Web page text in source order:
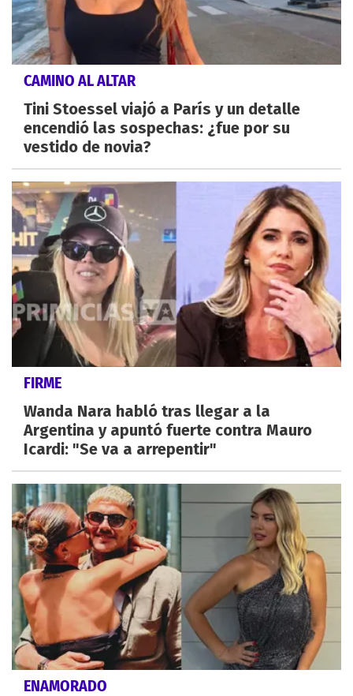
CAMINO AL ALTAR
Tini Stoessel viajó a París y un detalle
encendió las sospechas: ¿fue por su
vestido de novia?
FIRME
Wanda Nara habló tras llegar a la
Argentina y apuntó fuerte contra Mauro
Icardi: "Se va a arrepentir"
ENAMORADO